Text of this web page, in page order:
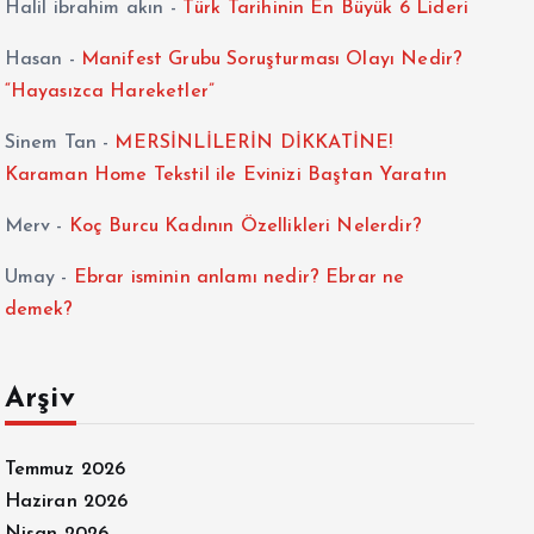
Halil ibrahim akın - Türk Tarihinin En Büyük 6 Lideri
Hasan - Manifest Grubu Soruşturması Olayı Nedir?
“Hayasızca Hareketler”
Sinem Tan - MERSİNLİLERİN DİKKATİNE!
Karaman Home Tekstil ile Evinizi Baştan Yaratın
Merv - Koç Burcu Kadının Özellikleri Nelerdir?
Umay -
Ebrar isminin anlamı nedir? Ebrar ne
demek?
Arşiv
Temmuz 2026
Haziran 2026